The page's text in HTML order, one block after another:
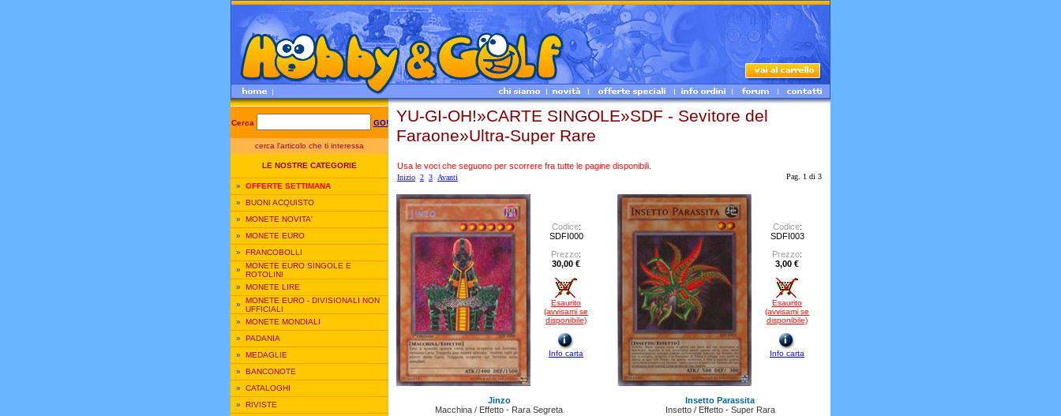
Cerca GO!
cerca l'articolo che ti interessa
LE NOSTRE CATEGORIE
» OFFERTE SETTIMANA
» BUONI ACQUISTO
» MONETE NOVITA'
» MONETE EURO
» FRANCOBOLLI
» MONETE EURO SINGOLE E
ROTOLINI
» MONETE LIRE
» MONETE EURO - DIVISIONALI NON
UFFICIALI
» MONETE MONDIALI
» PADANIA
» MEDAGLIE
» BANCONOTE
» CATALOGHI
» RIVISTE
YU-GI-OH!»CARTE SINGOLE»SDF - Sevitore del
Faraone»Ultra-Super Rare
Usa le voci che seguono per scorrere fra tutte le pagine disponibili.
Inizio 2 3 Avanti Pag. 1 di 3
Codice:
SDFI000
Prezzo:
30,00 €
Esaurito
(avvisami se
disponibile)
Info carta
Jinzo
Macchina / Effetto - Rara Segreta
Codice:
SDFI003
Prezzo:
3,00 €
Esaurito
(avvisami se
disponibile)
Info carta
Insetto Parassita
Insetto / Effetto - Super Rara